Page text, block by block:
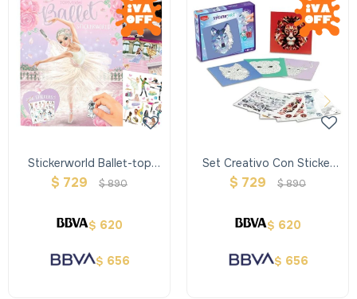
Stickerworld Ballet-top
Model
$ 729 $890
$ 620
$ 656
Set Creativo Con Sticker
Art- Maped Creativ
$ 729 $890
$ 620
$ 656